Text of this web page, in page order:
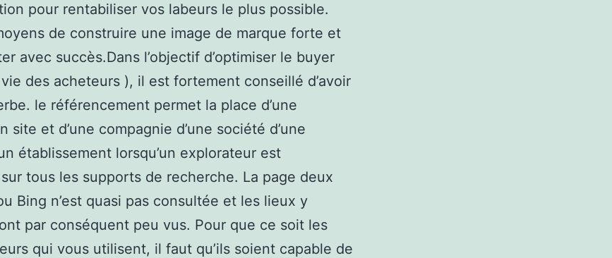
pour rentabiliser vos labeurs le plus possible.
de construire une image de marque forte et
avec succès.Dans l’objectif d’optimiser le buyer
des acheteurs ), il est fortement conseillé d’avoir
le référencement permet la place d’une
site et d’une compagnie d’une société d’une
établissement lorsqu’un explorateur est
tous les supports de recherche. La page deux
Bing n’est quasi pas consultée et les lieux y
par conséquent peu vus. Pour que ce soit les
qui vous utilisent, il faut qu’ils soient capable de